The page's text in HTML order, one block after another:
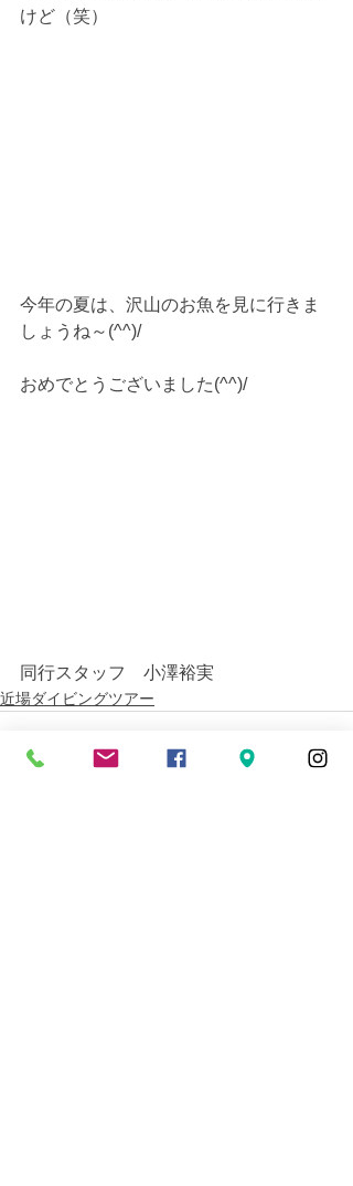
けど（笑）
今年の夏は、沢山のお魚を見に行きま
しょうね～(^^)/
おめでとうございました(^^)/
同行スタッフ　小澤裕実
近場ダイビングツアー